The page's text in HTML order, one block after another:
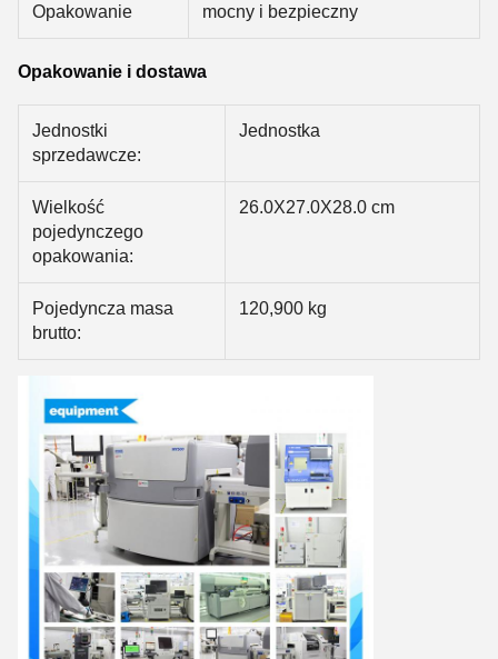
Opakowanie mocny i bezpieczny
Opakowanie i dostawa
Jednostki
sprzedawcze:
Jednostka
Wielkość
pojedynczego
opakowania:
26.0X27.0X28.0 cm
Pojedyncza masa
brutto:
120,900 kg